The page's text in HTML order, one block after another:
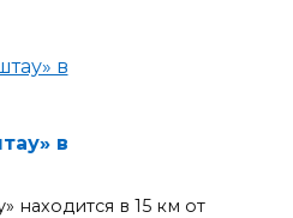
в
находится в 15 км от